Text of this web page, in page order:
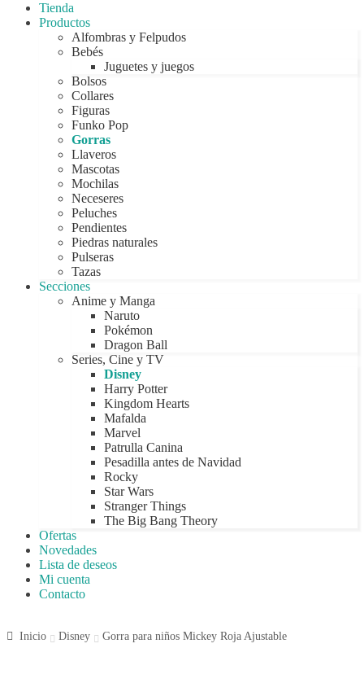
Tienda
Productos
Alfombras y Felpudos
Bebés
Juguetes y juegos
Bolsos
Collares
Figuras
Funko Pop
Gorras
Llaveros
Mascotas
Mochilas
Neceseres
Peluches
Pendientes
Piedras naturales
Pulseras
Tazas
Secciones
Anime y Manga
Naruto
Pokémon
Dragon Ball
Series, Cine y TV
Disney
Harry Potter
Kingdom Hearts
Mafalda
Marvel
Patrulla Canina
Pesadilla antes de Navidad
Rocky
Star Wars
Stranger Things
The Big Bang Theory
Ofertas
Novedades
Lista de deseos
Mi cuenta
Contacto
Inicio Disney Gorra para niños Mickey Roja Ajustable